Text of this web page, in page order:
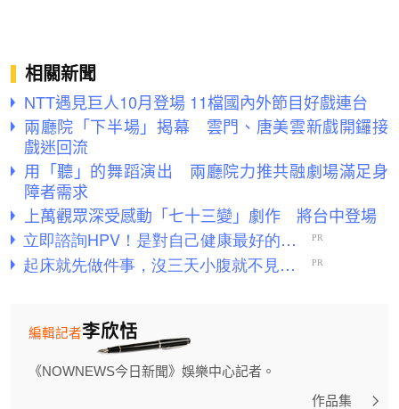
相關新聞
NTT遇見巨人10月登場 11檔國內外節目好戲連台
兩廳院「下半場」揭幕 雲門、唐美雲新戲開鑼接
戲迷回流
用「聽」的舞蹈演出 兩廳院力推共融劇場滿足身
障者需求
上萬觀眾深受感動「七十三變」劇作 將台中登場
李欣恬
編輯記者
《NOWNEWS今日新聞》娛樂中心記者。
作品集